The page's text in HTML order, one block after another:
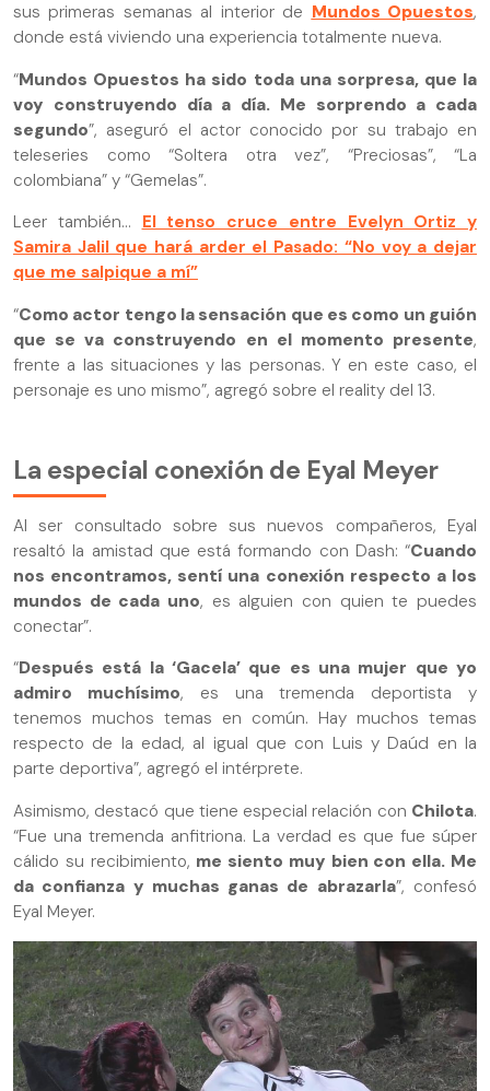
sus primeras semanas al interior de Mundos Opuestos,
donde está viviendo una experiencia totalmente nueva.
“Mundos Opuestos ha sido toda una sorpresa, que la
voy construyendo día a día. Me sorprendo a cada
segundo”, aseguró el actor conocido por su trabajo en
teleseries como “Soltera otra vez”, “Preciosas”, “La
colombiana” y “Gemelas”.
Leer también... El tenso cruce entre Evelyn Ortiz y
Samira Jalil que hará arder el Pasado: “No voy a dejar
que me salpique a mí”
“Como actor tengo la sensación que es como un guión
que se va construyendo en el momento presente,
frente a las situaciones y las personas. Y en este caso, el
personaje es uno mismo”, agregó sobre el reality del 13.
La especial conexión de Eyal Meyer
Al ser consultado sobre sus nuevos compañeros, Eyal
resaltó la amistad que está formando con Dash: “Cuando
nos encontramos, sentí una conexión respecto a los
mundos de cada uno, es alguien con quien te puedes
conectar”.
“Después está la ‘Gacela’ que es una mujer que yo
admiro muchísimo, es una tremenda deportista y
tenemos muchos temas en común. Hay muchos temas
respecto de la edad, al igual que con Luis y Daúd en la
parte deportiva”, agregó el intérprete.
Asimismo, destacó que tiene especial relación con Chilota.
“Fue una tremenda anfitriona. La verdad es que fue súper
cálido su recibimiento, me siento muy bien con ella. Me
da confianza y muchas ganas de abrazarla”, confesó
Eyal Meyer.